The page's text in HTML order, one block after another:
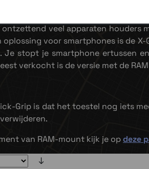
veel apparaten houders
oplossing voor smartphones is de
stopt je smartphone ertussen
verkocht is de versie met de
Grip is dat het toestel nog iets
van RAM-mount kijk je opdeze